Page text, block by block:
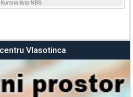
Vlasotinca